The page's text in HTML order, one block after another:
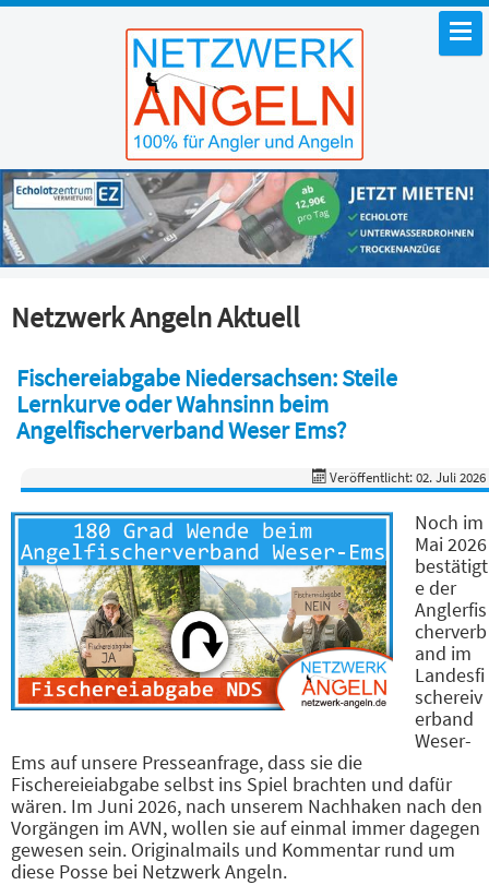
Netzwerk Angeln Aktuell
Fischereiabgabe Niedersachsen: Steile
Lernkurve oder Wahnsinn beim
Angelfischerverband Weser Ems?
Veröffentlicht: 02. Juli 2026
Noch im
Mai 2026
bestätigt
e der
Anglerfis
cherverb
and im
Landesfi
schereiv
erband
Weser-
Ems auf unsere Presseanfrage, dass sie die
Fischereieiabgabe selbst ins Spiel brachten und dafür
wären. Im Juni 2026, nach unserem Nachhaken nach den
Vorgängen im AVN, wollen sie auf einmal immer dagegen
gewesen sein. Originalmails und Kommentar rund um
diese Posse bei Netzwerk Angeln.